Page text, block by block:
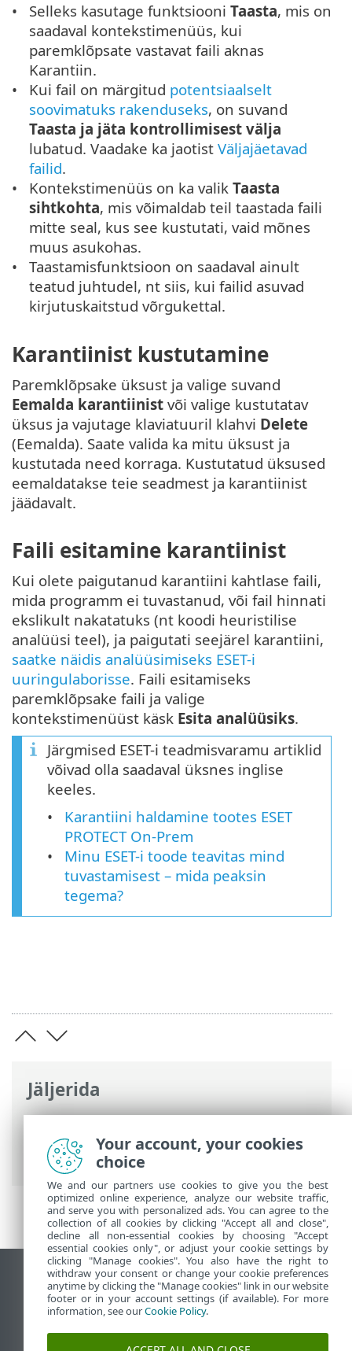
Jäljerida
ESET-i veebispikker>ESET Endpoint
Security >Toote ESET Endpoint Security
kasutamine>Tööriistad > Karantiin
Selleks kasutage funktsiooniTaasta, mis on
saadaval kontekstimenüüs, kui
paremklõpsate vastavat faili aknas
Karantiin.
Kui fail on märgitud potentsiaalselt
soovimatuks rakenduseks, on suvand
Taasta ja jäta kontrollimisest välja
lubatud. Vaadake ka jaotistVäljajäetavad
failid.
Kontekstimenüüs on ka valikTaasta
sihtkohta, mis võimaldab teil taastada faili
mitte seal, kus see kustutati, vaid mõnes
muus asukohas.
Taastamisfunktsioon on saadaval ainult
teatud juhtudel, nt siis, kui failid asuvad
kirjutuskaitstud võrgukettal.
Karantiinist kustutamine
Paremklõpsake üksust ja valige suvand
Eemalda karantiinist või valige kustutatav
üksus ja vajutage klaviatuuril klahvi Delete
(Eemalda). Saate valida ka mitu üksust ja
kustutada need korraga. Kustutatud üksused
eemaldatakse teie seadmest ja karantiinist
jäädavalt.
Faili esitamine karantiinist
Kui olete paigutanud karantiini kahtlase faili,
mida programm ei tuvastanud, või fail hinnati
ekslikult nakatatuks (nt koodi heuristilise
analüüsi teel), ja paigutati seejärel karantiini,
saatke näidis analüüsimiseks ESET-i
uuringulaborisse. Faili esitamiseks
paremklõpsake faili ja valige
kontekstimenüüst käsk Esita analüüsiks.
Järgmised ESET-i teadmisvaramu artiklid
võivad olla saadaval üksnes inglise
keeles.
Karantiini haldamine tootes ESET
PROTECT On-Prem
Minu ESET-i toode teavitas mind
tuvastamisest – mida peaksin
tegema?
Vaata tavaarvutile mõeldud veebilehte
End of Life
ESET-i teabebaas
ESET-i foorum
Your account, your cookies
choice
We and our partners use cookies to give you the best
optimized online experience, analyze our website traffic,
and serve you with personalized ads. You can agree to the
collection of all cookies by clicking "Accept all and close",
decline all non-essential cookies by choosing "Accept
essential cookies only", or adjust your cookie settings by
clicking "Manage cookies". You also have the right to
withdraw your consent or change your cookie preferences
anytime by clicking the "Manage cookies" link in our website
footer or in your account settings (if available). For more
information, see ourCookie Policy.